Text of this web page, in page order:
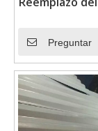
Preguntar